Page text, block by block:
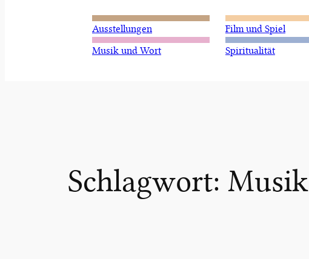
Ausstellungen Film und Spiel
Musik und Wort
Spiritualität
Schlagwort: Musik